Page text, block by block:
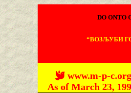
DO ONTO
“ВОЗЉУБИ
www.m-p-c.org
As of March 23,